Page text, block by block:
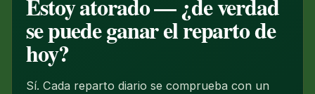
Estoy atorado — ¿de verdad
se puede ganar el reparto de
hoy?
Sí. Cada reparto diario se comprueba con un